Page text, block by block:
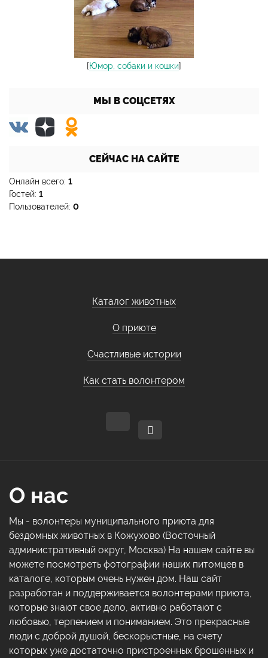
[Юмор, собаки и кошки]
МЫ В СОЦСЕТЯХ
СЕЙЧАС НА САЙТЕ
Онлайн всего: 1
Гостей: 1
Пользователей: 0
Каталог животных
О приюте
Счастливые истории
Как стать волонтером
О нас
Мы - волонтеры муниципального приюта для
бездомных животных в Кожухово (Восточный
административный округ, Москва) На нашем сайте вы
можете посмотреть фотографии наших питомцев в
каталоге, которым очень нужен дом. Наш сайт
разработан и поддерживается волонтерами приюта,
которые знают свое дело, активно работают с
любовью, терпением и пониманием. Это прекрасные
люди с доброй душой, бескорыстные, на счету
которых уже достаточно пристроенных брошенных и